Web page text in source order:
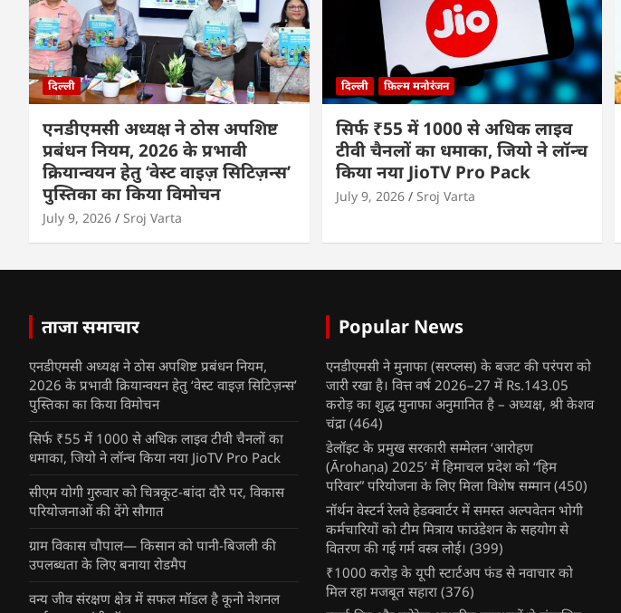
दिल्ली
एनडीएमसी अध्यक्ष ने ठोस अपशिष्ट
प्रबंधन नियम, 2026 के प्रभावी
क्रियान्वयन हेतु ‘वेस्ट वाइज़ सिटिज़न्स’
पुस्तिका का किया विमोचन
July 9, 2026 Sroj Varta
दिल्ली फ़िल्म मनोरंजन
सिर्फ ₹55 में 1000 से अधिक लाइव
टीवी चैनलों का धमाका, जियो ने लॉन्च
किया नया JioTV Pro Pack
July 9, 2026 Sroj Varta
ताजा समाचार
एनडीएमसी अध्यक्ष ने ठोस अपशिष्ट प्रबंधन नियम,
2026 के प्रभावी क्रियान्वयन हेतु ‘वेस्ट वाइज़ सिटिज़न्स’
पुस्तिका का किया विमोचन
सिर्फ ₹55 में 1000 से अधिक लाइव टीवी चैनलों का
धमाका, जियो ने लॉन्च किया नया JioTV Pro Pack
सीएम योगी गुरुवार को चित्रकूट-बांदा दौरे पर, विकास
परियोजनाओं की देंगे सौगात
ग्राम विकास चौपाल— किसान को पानी-बिजली की
उपलब्धता के लिए बनाया रोडमैप
वन्य जीव संरक्षण क्षेत्र में सफल मॉडल है कूनो नेशनल
Popular News
एनडीएमसी ने मुनाफा (सरप्लस) के बजट की परंपरा को
जारी रखा है। वित्त वर्ष 2026–27 में Rs.143.05
करोड़ का शुद्ध मुनाफा अनुमानित है – अध्यक्ष, श्री केशव
चंद्रा (464)
डेलॉइट के प्रमुख सरकारी सम्मेलन ‘आरोहण
(Ārohaṇa) 2025’ में हिमाचल प्रदेश को “हिम
परिवार” परियोजना के लिए मिला विशेष सम्मान (450)
नॉर्थन वेस्टर्न रेलवे हेडक्वार्टर में समस्त अल्पवेतन भोगी
कर्मचारियों को टीम मित्राय फाउंडेशन के सहयोग से
वितरण की गई गर्म वस्त्र लोई। (399)
₹1000 करोड़ के यूपी स्टार्टअप फंड से नवाचार को
मिल रहा मजबूत सहारा (376)